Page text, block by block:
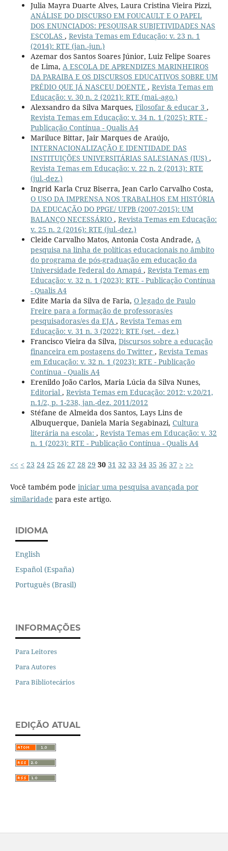
Julia Mayra Duarte Alves, Laura Cristina Vieira Pizzi,
ANÁLISE DO DISCURSO EM FOUCAULT E O PAPEL
DOS ENUNCIADOS: PESQUISAR SUBJETIVIDADES NAS
ESCOLAS , Revista Temas em Educação: v. 23 n. 1
(2014): RTE (jan.-jun.)
Azemar dos Santos Soares Júnior, Luiz Felipe Soares
de Lima, A ESCOLA DE APRENDIZES MARINHEIROS
DA PARAIBA E OS DISCURSOS EDUCATIVOS SOBRE UM
PRÉDIO QUE JÁ NASCEU DOENTE , Revista Temas em
Educação: v. 30 n. 2 (2021): RTE (mai.-ago.)
Alexsandro da Silva Marques, Filosofar & educar 3 ,
Revista Temas em Educação: v. 34 n. 1 (2025): RTE -
Publicação Contínua - Qualis A4
Mariluce Bittar, Jair Marques de Araújo,
INTERNACIONALIZAÇÃO E IDENTIDADE DAS
INSTITUIÇÕES UNIVERSITÁRIAS SALESIANAS (IUS) ,
Revista Temas em Educação: v. 22 n. 2 (2013): RTE
(jul.-dez.)
Ingrid Karla Cruz Biserra, Jean Carlo Carvalho Costa,
O USO DA IMPRENSA NOS TRABALHOS EM HISTÓRIA
DA EDUCAÇÃO DO PPGE/ UFPB (2007-2015): UM
BALANÇO NECESSÁRIO , Revista Temas em Educação:
v. 25 n. 2 (2016): RTE (jul.-dez.)
Cleide Carvalho Matos, Antonia Costa Andrade, A
pesquisa na linha de políticas educacionais no âmbito
do programa de pós-graduação em educação da
Universidade Federal do Amapá , Revista Temas em
Educação: v. 32 n. 1 (2023): RTE - Publicação Contínua
- Qualis A4
Edite Maria da Silva de Faria, O legado de Paulo
Freire para a formação de professoras/es
pesquisadoras/es da EJA , Revista Temas em
Educação: v. 31 n. 3 (2022): RTE (set. - dez.)
Francisco Vieira da Silva, Discursos sobre a educação
financeira em postagens do Twitter , Revista Temas
em Educação: v. 32 n. 1 (2023): RTE - Publicação
Contínua - Qualis A4
Erenildo João Carlos, Maria Lúcia da Silva Nunes,
Editorial , Revista Temas em Educação: 2012: v.20/21,
n.1/2, p. 1-238, jan.-dez. 2011/2012
Stéfane de Almeida dos Santos, Lays Lins de
Albuquerque, Daniela Maria Segabinazi, Cultura
literária na escola: , Revista Temas em Educação: v. 32
n. 1 (2023): RTE - Publicação Contínua - Qualis A4
<< < 23 24 25 26 27 28 29 30 31 32 33 34 35 36 37 > >>
Você também pode iniciar uma pesquisa avançada por
similaridade para este artigo.
IDIOMA
English
Español (España)
Português (Brasil)
INFORMAÇÕES
Para Leitores
Para Autores
Para Bibliotecários
EDIÇÃO ATUAL